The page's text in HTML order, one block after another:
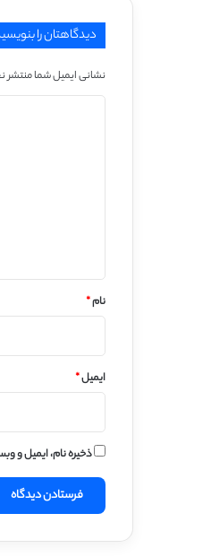
دیدگاهتان را
نشانی ایمیل شما
نام*
ایمیل*
ذخیره نام، ایمیل و